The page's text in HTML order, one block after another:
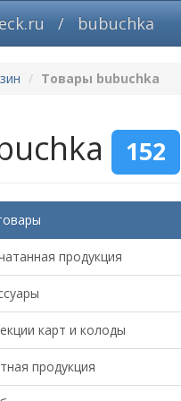
/ bubuchka
Товары bubuchka
152
продукция
карт и колоды
продукция